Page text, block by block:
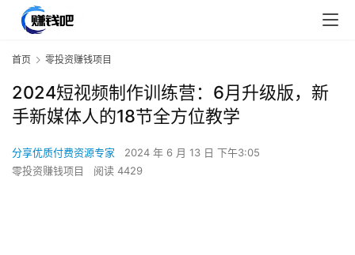
首页 零投资赚钱项目
2024短视频制作训练营：6月升级版，新
手新媒体人的18节全方位教学
分享优质付费资源专家
2024 年 6 月 13 日 下午3:05
零投资赚钱项目
阅读 4429